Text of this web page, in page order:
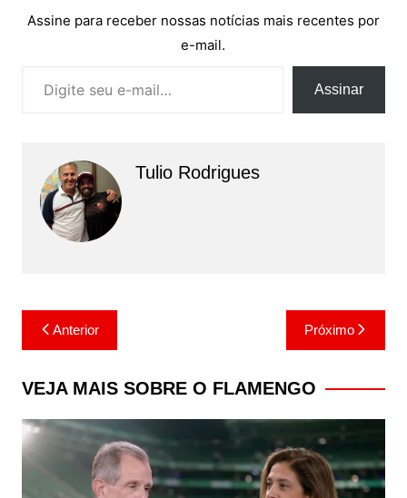
Assine para receber nossas notícias mais recentes por
e-mail.
Assinar
Tulio Rodrigues
Navegação
de
Post
Anterior Próximo
VEJA MAIS SOBRE O FLAMENGO